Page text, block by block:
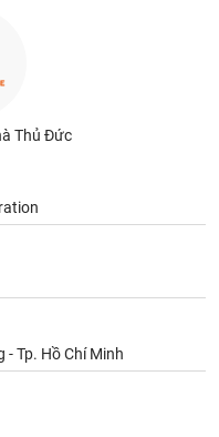
Thủ Đức
- Tp. Hồ Chí Minh